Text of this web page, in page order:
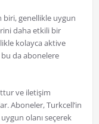
biri, genellikle uygun
daha etkili bir
kolayca aktive
da abonelere
ve iletişim
Aboneler, Turkcell’in
olanı seçerek